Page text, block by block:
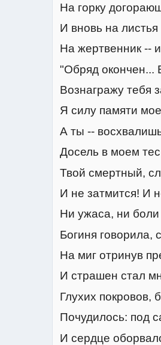
На горку
И вновь на
На жертвенник --
"Обряд окончен...
Вознагражу тебя
Я силу памяти
А ты --
Досель в моем
Твой смертный,
И не затмится! И
Ни ужаса, ни боли
Богиня говорила,
На миг отринув
И страшен стал
Глухих покровов,
Почудилось: под
И сердце